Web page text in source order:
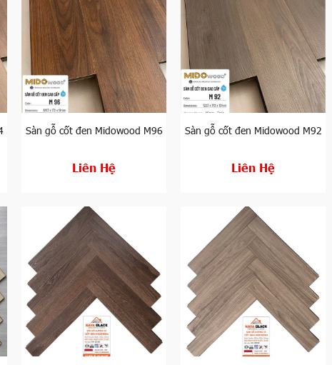
nghiệp Việt Nam trong những ngày gần đây. Được sản xuất
gỗ Black Star hứa hẹn sẽ mang tới trải nghiệm thú vị cho
khác, Black Star có kết cấu rắn chắc cùng khả năng chống
tại các khu vực có độ ẩm cao mà không cần lo lắng về vấn
gia và người dùng đánh giá rất cao về tính bền bỉ, độ
tập ván sàn thẳng và sàn gỗ lát xương cá. Các gam màu của
hợp với các thiết kế có hơi hướng cổ điển.
sàn gỗ công nghiệp Việt Nam. Xuất hiện từ thời điểm khá
với lượng tiêu thụ lên đến hàng nghìn m2 ván sàn mỗi năm.
nhập khẩu Indonesia mịn, đặc và có tỷ lệ trương nở cực
cao tính chịu nước của ván sàn.
Sàn gỗ cốt đen Midowood M96
Liên Hệ
Sàn gỗ cốt đen Midowood M92
Liên Hệ